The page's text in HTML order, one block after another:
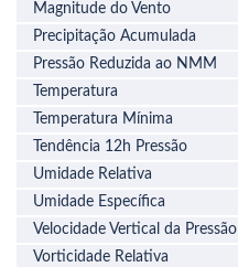
Magnitude do Vento
Precipitação Acumulada
Pressão Reduzida ao NMM
Temperatura
Temperatura Mínima
Tendência 12h Pressão
Umidade Relativa
Umidade Específica
Velocidade Vertical da Pressão
Vorticidade Relativa